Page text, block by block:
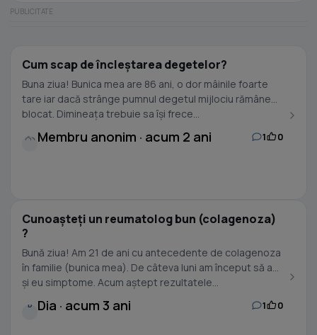
Cum scap de încleștarea degetelor?
Buna ziua! Bunica mea are 86 ani, o dor mâinile foarte
tare iar dacă strânge pumnul degetul mijlociu rămâne
blocat. Dimineața trebuie sa își frece...
Membru anonim · acum 2 ani 1 0
Cunoașteți un reumatolog bun (colagenoza)
?
Bună ziua! Am 21 de ani cu antecedente de colagenoza
în familie (bunica mea). De câteva luni am început să am
și eu simptome. Acum aștept rezultatele...
D Dia · acum 3 ani 1 0